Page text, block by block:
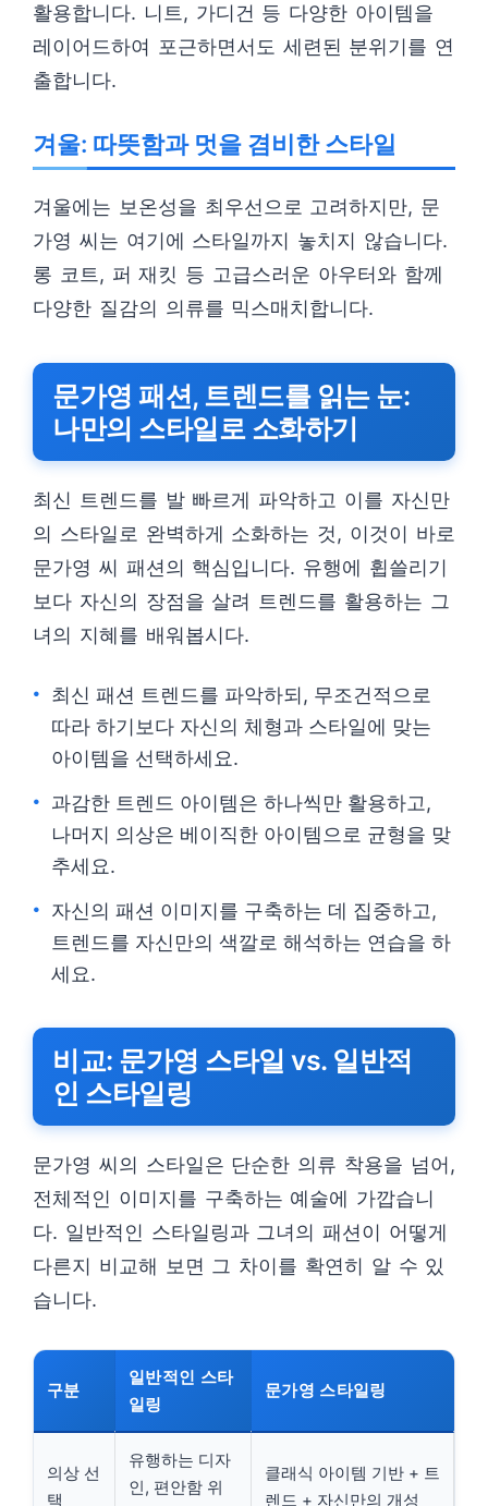
활용합니다. 니트, 가디건 등 다양한 아이템을
레이어드하여 포근하면서도 세련된 분위기를 연
출합니다.
겨울: 따뜻함과 멋을 겸비한 스타일
겨울에는 보온성을 최우선으로 고려하지만, 문
가영 씨는 여기에 스타일까지 놓치지 않습니다.
롱 코트, 퍼 재킷 등 고급스러운 아우터와 함께
다양한 질감의 의류를 믹스매치합니다.
문가영 패션, 트렌드를 읽는 눈:
나만의 스타일로 소화하기
최신 트렌드를 발 빠르게 파악하고 이를 자신만
의 스타일로 완벽하게 소화하는 것, 이것이 바로
문가영 씨 패션의 핵심입니다. 유행에 휩쓸리기
보다 자신의 장점을 살려 트렌드를 활용하는 그
녀의 지혜를 배워봅시다.
최신 패션 트렌드를 파악하되, 무조건적으로
따라 하기보다 자신의 체형과 스타일에 맞는
아이템을 선택하세요.
과감한 트렌드 아이템은 하나씩만 활용하고,
나머지 의상은 베이직한 아이템으로 균형을 맞
추세요.
자신의 패션 이미지를 구축하는 데 집중하고,
트렌드를 자신만의 색깔로 해석하는 연습을 하
세요.
비교: 문가영 스타일 vs. 일반적
인 스타일링
문가영 씨의 스타일은 단순한 의류 착용을 넘어,
전체적인 이미지를 구축하는 예술에 가깝습니
다. 일반적인 스타일링과 그녀의 패션이 어떻게
다른지 비교해 보면 그 차이를 확연히 알 수 있
습니다.
구분
일반적인 스타
일링
문가영 스타일링
의상 선
택
유행하는 디자
인, 편안함 위
클래식 아이템 기반 + 트
렌드 + 자신만의 개성